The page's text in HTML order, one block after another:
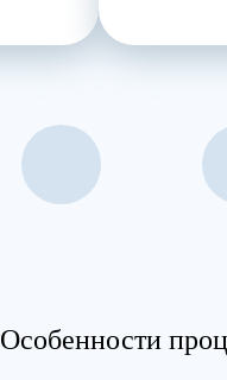
Особенности